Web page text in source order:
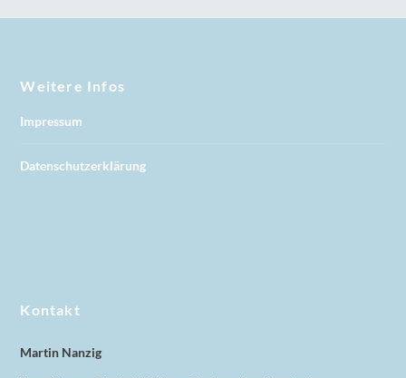
Weitere Infos
Impressum
Datenschutzerklärung
Kontakt
Martin Nanzig